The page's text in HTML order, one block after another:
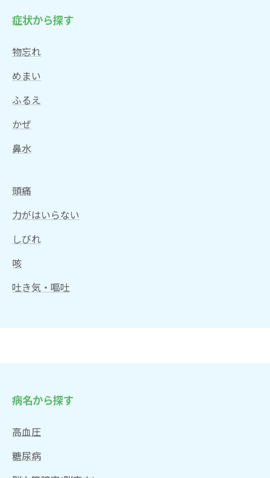
症状から探す
物忘れ
めまい
ふるえ
かぜ
鼻水
頭痛
力がはいらない
しびれ
咳
吐き気・嘔吐
病名から探す
高血圧
糖尿病